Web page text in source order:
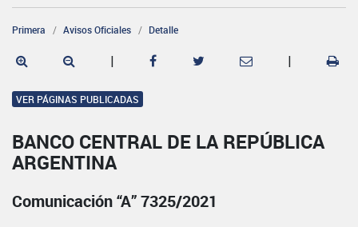
Primera Avisos Oficiales Detalle
| |
VER PÁGINAS PUBLICADAS
BANCO CENTRAL DE LA REPÚBLICA
ARGENTINA
Comunicación “A” 7325/2021